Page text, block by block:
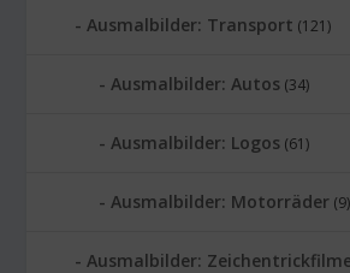
Ausmalbilder: Transport (121)
Ausmalbilder: Autos (34)
Ausmalbilder: Logos (61)
Ausmalbilder: Motorräder (9)
Ausmalbilder: